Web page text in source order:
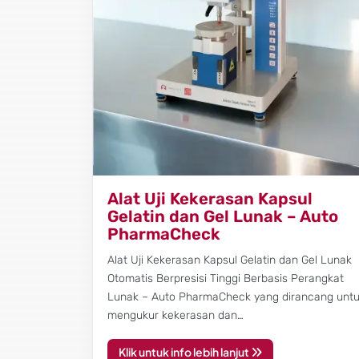
Alat Uji Kekerasan Kapsul
Gelatin dan Gel Lunak – Auto
PharmaCheck
Alat Uji Kekerasan Kapsul Gelatin dan Gel Lunak
Otomatis Berpresisi Tinggi Berbasis Perangkat
Lunak – Auto PharmaCheck yang dirancang
mengukur kekerasan dan…
Klik untuk info lebih lanjut